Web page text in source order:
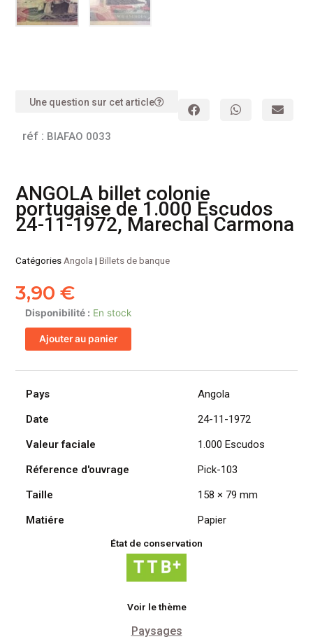
Une question sur cet article
réf : BIAFAO 0033
ANGOLA billet colonie
portugaise de 1.000 Escudos
24-11-1972, Marechal Carmona
CatégoriesAngola |Billets de banque
3,90€
Disponibilité : En stock
quantité
de
ANGOLA
colonie
portugaise
1.000
24-
11-
Marechal
Ajouter au panier
Pays
Angola
Date
24-11-1972
Valeur faciale
1.000 Escudos
Réference d'ouvrage
Pick-103
Taille
158 × 79 mm
Matiére
Papier
État de conservation
Voir le thème
Paysages